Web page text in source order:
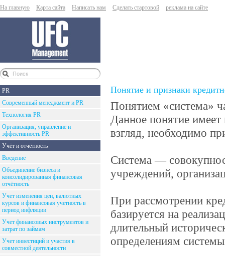
На главную Карта сайта Написать нам Сделать стартовой реклама на сайте
PR
Современный менеджмент и PR
Технология PR
Организация, управление и
эффективность PR
Учёт и отчётность
Введение
Объединение бизнеса и
консолидированная финансовая
отчётность
Учет изменения цен, валютных
курсов и финансовая учетность в
период инфляции
Учет финансовых инструментов и
затрат по займам
Учет инвестиций и участия в
совместной деятельности
Понятие и признаки
Понятием «система»
Данное понятие
взгляд, необходимо
Система —
учреждений,
При рассмотрении
базируется на
длительный
определениям